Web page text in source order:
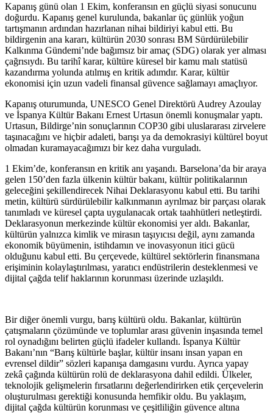
Kapanış günü olan 1 Ekim, konferansın en güçlü siyasi sonucunu
doğurdu. Kapanış genel kurulunda, bakanlar üç günlük yoğun
tartışmanın ardından hazırlanan nihai bildiriyi kabul etti. Bu
bildirgenin ana kararı, kültürün 2030 sonrası BM Sürdürülebilir
Kalkınma Gündemi’nde bağımsız bir amaç (SDG) olarak yer alması
çağrısıydı. Bu tarihî karar, kültüre küresel bir kamu malı statüsü
kazandırma yolunda atılmış en kritik adımdır. Karar, kültür
ekonomisi için uzun vadeli finansal güvence sağlamayı amaçlıyor.
Kapanış oturumunda, UNESCO Genel Direktörü Audrey Azoulay
ve İspanya Kültür Bakanı Ernest Urtasun önemli konuşmalar yaptı.
Urtasun, Bildirge’nin sonuçlarının COP30 gibi uluslararası zirvelere
taşınacağını ve hiçbir adaleti, barışı ya da demokrasiyi kültürel boyut
olmadan kuramayacağımızı bir kez daha vurguladı.
1 Ekim’de, konferansın en kritik anı yaşandı. Barselona’da bir araya
gelen 150’den fazla ülkenin kültür bakanı, kültür politikalarının
geleceğini şekillendirecek Nihai Deklarasyonu kabul etti. Bu tarihi
metin, kültürü sürdürülebilir kalkınmanın ayrılmaz bir parçası olarak
tanımladı ve küresel çapta uygulanacak ortak taahhütleri netleştirdi.
Deklarasyonun merkezinde kültür ekonomisi yer aldı. Bakanlar,
kültürün yalnızca kimlik ve mirasın taşıyıcısı değil, aynı zamanda
ekonomik büyümenin, istihdamın ve inovasyonun itici gücü
olduğunu kabul etti. Bu çerçevede, kültürel sektörlerin finansmana
erişiminin kolaylaştırılması, yaratıcı endüstrilerin desteklenmesi ve
dijital çağda telif haklarının korunması üzerinde uzlaşıldı.
Bir diğer önemli vurgu, barış kültürü oldu. Bakanlar, kültürün
çatışmaların çözümünde ve toplumlar arası güvenin inşasında temel
rol oynadığını belirten güçlü ifadeler kullandı. İspanya Kültür
Bakanı’nın “Barış kültürle başlar, kültür insanı insan yapan en
evrensel dildir” sözleri kapanışa damgasını vurdu. Ayrıca yapay
zekâ çağında kültürün rolü de deklarasyona dahil edildi. Ülkeler,
teknolojik gelişmelerin fırsatlarını değerlendirirken etik çerçevelerin
oluşturulması gerektiği konusunda hemfikir oldu. Bu yaklaşım,
dijital çağda kültürün korunması ve çeşitliliğin güvence altına